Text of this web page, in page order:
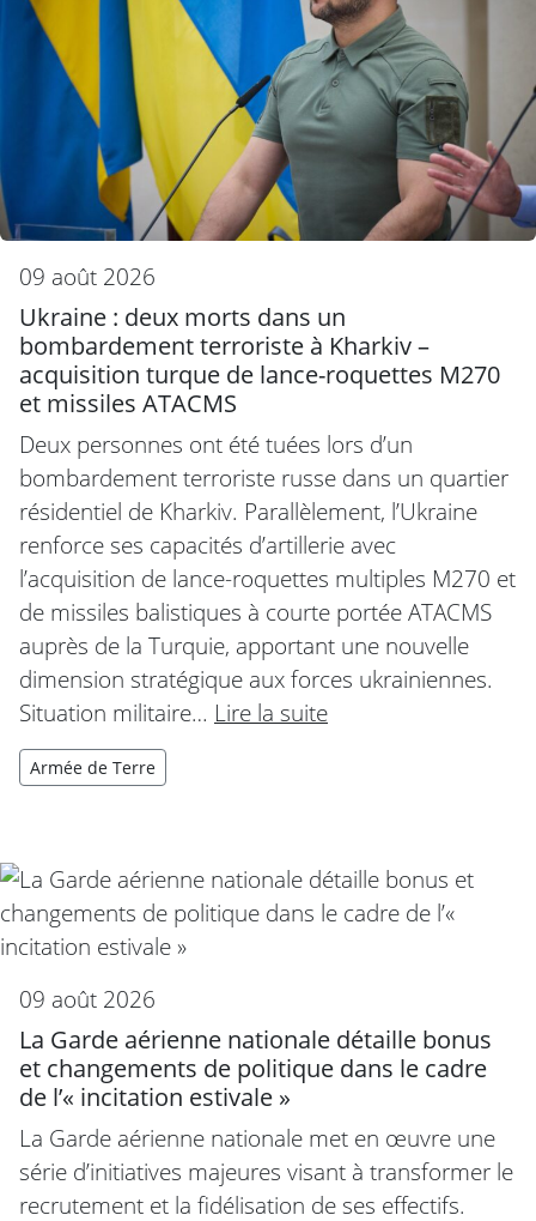
09 août 2026
Ukraine : deux morts dans un
bombardement terroriste à Kharkiv –
acquisition turque de lance-roquettes M270
et missiles ATACMS
Deux personnes ont été tuées lors d’un
bombardement terroriste russe dans un quartier
résidentiel de Kharkiv. Parallèlement, l’Ukraine
renforce ses capacités d’artillerie avec
l’acquisition de lance-roquettes multiples M270 et
de missiles balistiques à courte portée ATACMS
auprès de la Turquie, apportant une nouvelle
dimension stratégique aux forces ukrainiennes.
Situation militaire… Lire la suite
Armée de Terre
09 août 2026
La Garde aérienne nationale détaille bonus
et changements de politique dans le cadre
de l’« incitation estivale »
La Garde aérienne nationale met en œuvre une
série d’initiatives majeures visant à transformer le
recrutement et la fidélisation de ses effectifs.